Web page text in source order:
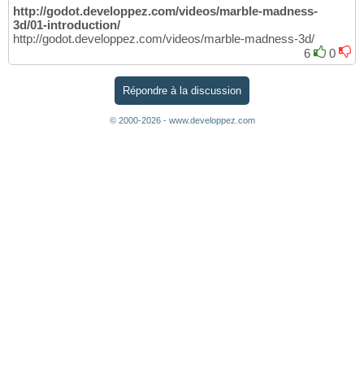
http://godot.developpez.com/videos/marble-madness-
3d/01-introduction/
http://godot.developpez.com/videos/marble-madness-3d/
6
0
Répondre à la discussion
© 2000-2026 - www.developpez.com